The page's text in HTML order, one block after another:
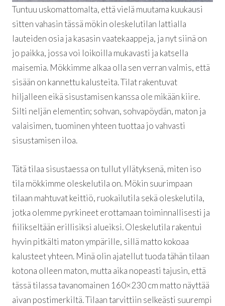
Tuntuu uskomattomalta, että vielä muutama kuukausi
sitten vahasin tässä mökin oleskelutilan lattialla
lauteiden osia ja kasasin vaatekaappeja, ja nyt siinä on
jo paikka, jossa voi loikoilla mukavasti ja katsella
maisemia. Mökkimme alkaa olla sen verran valmis, että
sisään on kannettu kalusteita. Tilat rakentuvat
hiljalleen eikä sisustamisen kanssa ole mikään kiire.
Silti neljän elementin; sohvan, sohvapöydän, maton ja
valaisimen, tuominen yhteen tuottaa jo vahvasti
sisustamisen iloa.
Tätä tilaa sisustaessa on tullut yllätyksenä, miten iso
tila mökkimme oleskelutila on. Mökin suurimpaan
tilaan mahtuvat keittiö, ruokailutila sekä oleskelutila,
jotka olemme pyrkineet erottamaan toiminnallisesti ja
fiilikseltään erillisiksi alueiksi. Oleskelutila rakentui
hyvin pitkälti maton ympärille, sillä matto kokoaa
kalusteet yhteen. Minä olin ajatellut tuoda tähän tilaan
kotona olleen maton, mutta aika nopeasti tajusin, että
tässä tilassa tavanomainen 160×230 cm matto näyttää
aivan postimerkiltä. Tilaan tarvittiin selkeästi suurempi